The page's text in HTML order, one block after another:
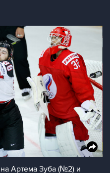
Артема Зуба (№2) и